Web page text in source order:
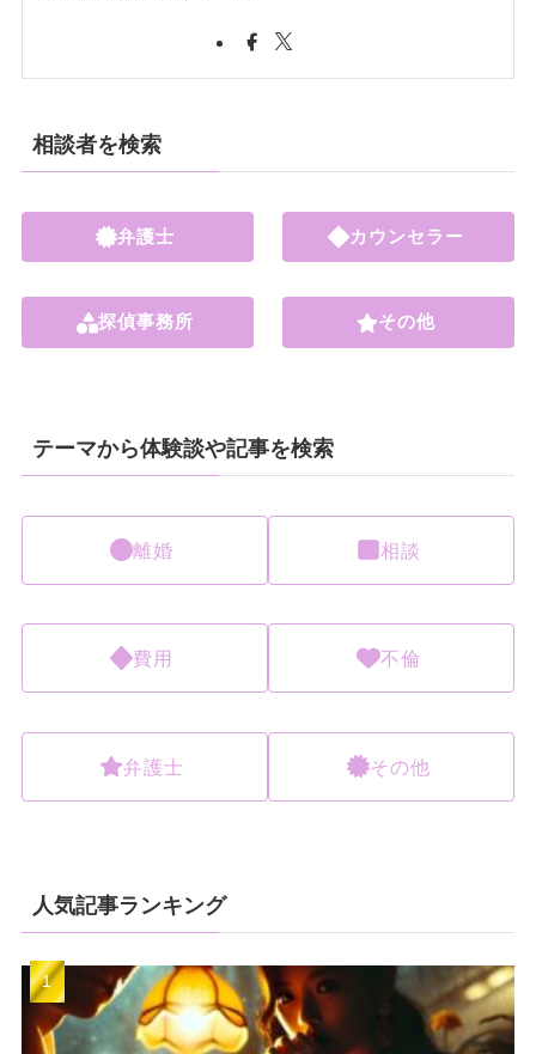
相談者を検索
弁護士
探偵事務所
カウンセラー
その他
テーマから体験談や記事を検索
離婚 相談
費用 不倫
弁護士 その他
人気記事ランキング